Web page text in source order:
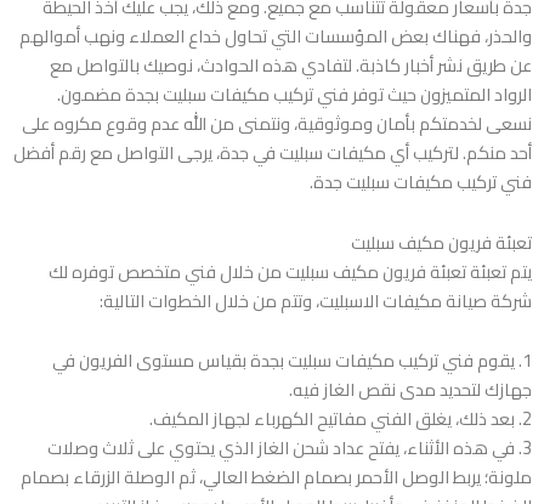
جدة بأسعار معقولة تتناسب مع جميع. ومع ذلك، يجب عليك أخذ الحيطة
والحذر، فهناك بعض المؤسسات التي تحاول خداع العملاء ونهب أموالهم
عن طريق نشر أخبار كاذبة. لتفادي هذه الحوادث، نوصيك بالتواصل مع
الرواد المتميزون حيث توفر فني تركيب مكيفات سبليت بجدة مضمون.
نسعى لخدمتكم بأمان وموثوقية، ونتمنى من الله عدم وقوع مكروه على
أحد منكم. لتركيب أي مكيفات سبليت في جدة، يرجى التواصل مع رقم أفضل
فني تركيب مكيفات سبليت جدة.
تعبئة فريون مكيف سبليت
يتم تعبئة تعبئة فريون مكيف سبليت من خلال فني متخصص توفره لك
شركة صيانة مكيفات الاسبليت، وتتم من خلال الخطوات التالية:
1. يقوم فني تركيب مكيفات سبليت بجدة بقياس مستوى الفريون في
جهازك لتحديد مدى نقص الغاز فيه.
2. بعد ذلك، يغلق الفني مفاتيح الكهرباء لجهاز المكيف.
3. في هذه الأثناء، يفتح عداد شحن الغاز الذي يحتوي على ثلاث وصلات
ملونة؛ يربط الوصل الأحمر بصمام الضغط العالي، ثم الوصلة الزرقاء بصمام